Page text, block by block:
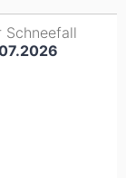
Schneefall